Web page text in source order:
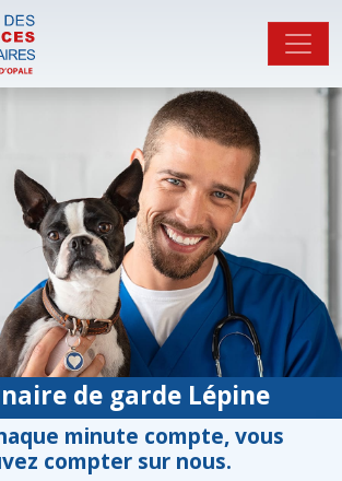
de garde Lépine
minute compte, vous
compter sur nous.